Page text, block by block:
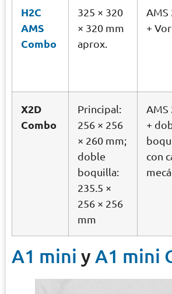
H2C
AMS
Combo
325 × 320
× 320 mm
aprox.
AMS
+
X2D
Combo
Principal:
256 × 256
× 260 mm;
doble
boquilla:
235.5 ×
256 × 256
mm
AMS
+
con
A1 mini y A1 mini